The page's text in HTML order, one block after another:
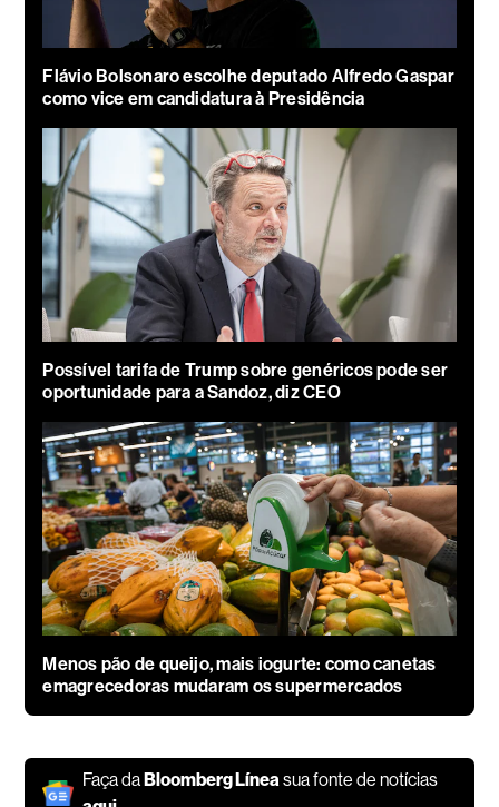
Flávio Bolsonaro escolhe deputado Alfredo Gaspar
como vice em candidatura à Presidência
Possível tarifa de Trump sobre genéricos pode ser
oportunidade para a Sandoz, diz CEO
Menos pão de queijo, mais iogurte: como canetas
emagrecedoras mudaram os supermercados
Faça daBloomberg Línea sua fonte de notícias